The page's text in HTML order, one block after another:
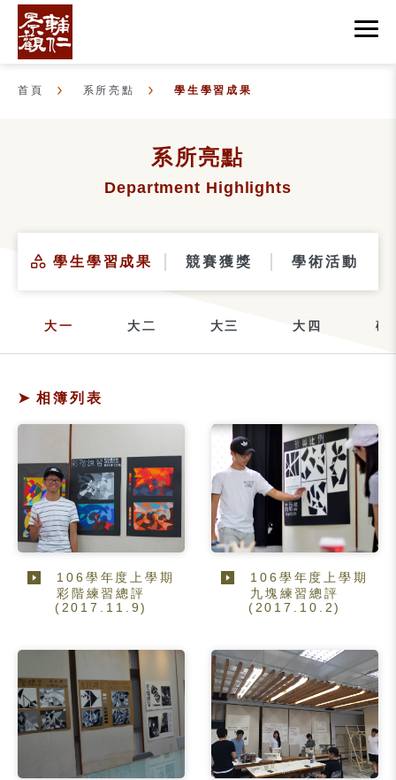
首頁 系所亮點 學生學習成果
系所亮點
Department Highlights
學生學習成果 競賽獲獎 學術活動
大一 大二 大三 大四 碩
相簿列表
106學年度上學期
彩階練習總評
(2017.11.9)
106學年度上學期
九塊練習總評
(2017.10.2)